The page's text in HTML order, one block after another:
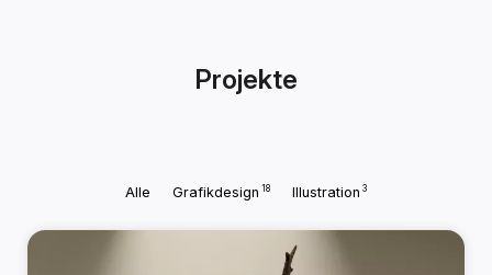
Projekte
Alle Grafikdesign 18 Illustration 3